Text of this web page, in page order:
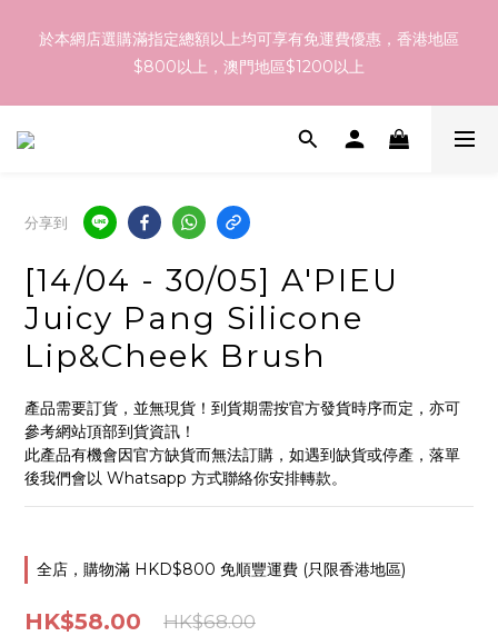
港，最終亦要視乎各品牌最終發貨日子及出貨速度而定。
於本網店選購滿指定總額以上均可享有免運費優惠，香港地區
$800以上，澳門地區$1200以上
訂貨到貨資訊：於 05 - 18/Aug 期間訂貨，預計於 26/Aug 到
分享到
[14/04 - 30/05] A'PIEU
Juicy Pang Silicone
Lip&Cheek Brush
產品需要訂貨，並無現貨！到貨期需按官方發貨時序而定，亦可
參考網站頂部到貨資訊！
此產品有機會因官方缺貨而無法訂購，如遇到缺貨或停產，落單
後我們會以 Whatsapp 方式聯絡你安排轉款。
全店，購物滿 HKD$800 免順豐運費 (只限香港地區)
HK$58.00 HK$68.00